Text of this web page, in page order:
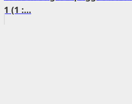
1 (1 :...